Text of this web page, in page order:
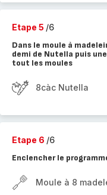
Etape 5 /6
Dans le moule à
demi de Nutella puis
tout les moules
8càc Nutella
Etape 6 /6
Enclencher le
Moule à 8